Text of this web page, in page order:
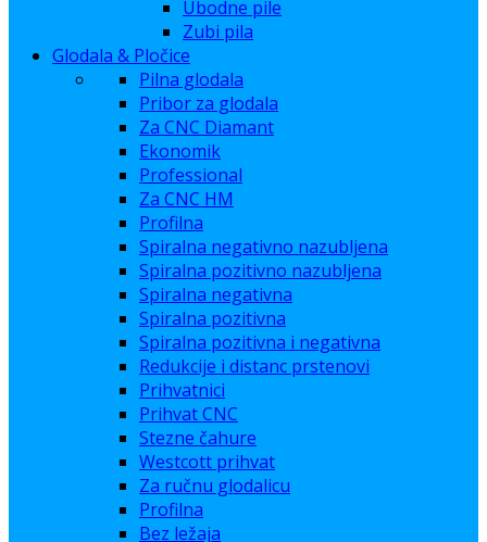
Ubodne pile
Zubi pila
Glodala & Pločice
Pilna glodala
Pribor za glodala
Za CNC Diamant
Ekonomik
Professional
Za CNC HM
Profilna
Spiralna negativno nazubljena
Spiralna pozitivno nazubljena
Spiralna negativna
Spiralna pozitivna
Spiralna pozitivna i negativna
Redukcije i distanc prstenovi
Prihvatnici
Prihvat CNC
Stezne čahure
Westcott prihvat
Za ručnu glodalicu
Profilna
Bez ležaja